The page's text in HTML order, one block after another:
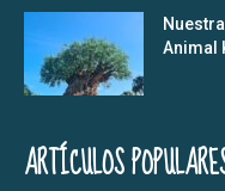
Animal
ARTÍCULOS